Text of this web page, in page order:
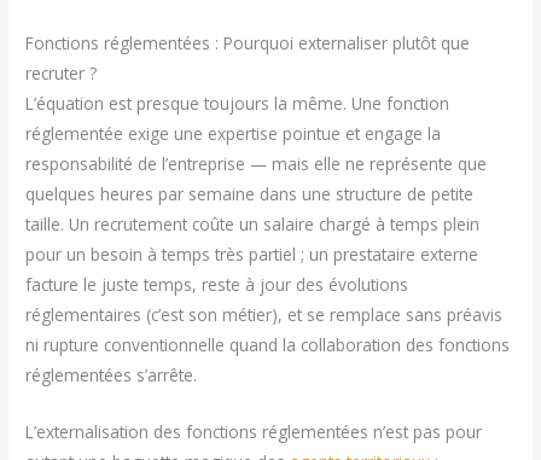
Fonctions réglementées : Pourquoi externaliser plutôt que
recruter ?
L’équation est presque toujours la même. Une fonction
réglementée exige une expertise pointue et engage la
responsabilité de l’entreprise — mais elle ne représente que
quelques heures par semaine dans une structure de petite
taille. Un recrutement coûte un salaire chargé à temps plein
pour un besoin à temps très partiel ; un prestataire externe
facture le juste temps, reste à jour des évolutions
réglementaires (c’est son métier), et se remplace sans préavis
ni rupture conventionnelle quand la collaboration des fonctions
réglementées s’arrête.
L’externalisation des fonctions réglementées n’est pas pour